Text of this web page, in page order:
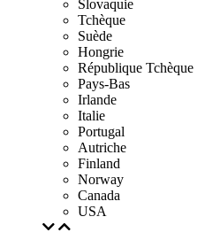
Slovaquie
Tchèque
Suède
Hongrie
République Tchèque
Pays-Bas
Irlande
Italie
Portugal
Autriche
Finland
Norway
Canada
USA